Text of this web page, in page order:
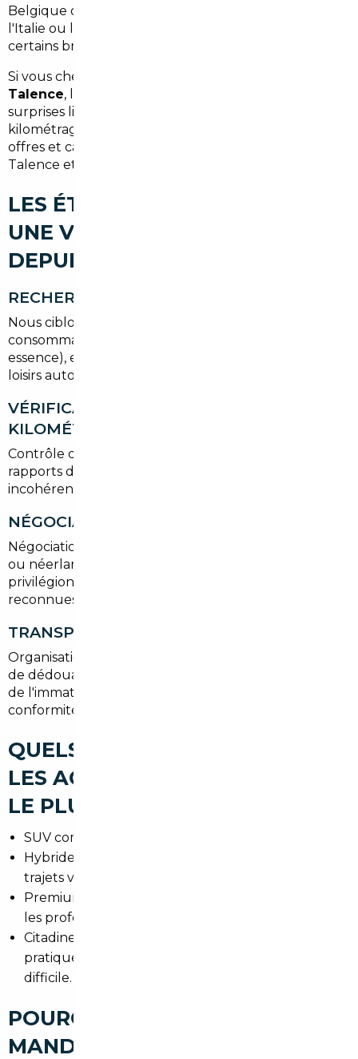
Belgique offre une large gamme de citadines et
l'Italie ou l'Espagne peuvent être intéressants pour
certains breaks et coupés.
Si vous cherchez un
Talence, le recours à un courtier évite les mauvaises
surprises liées à la TVA, aux options et aux
kilométrages. Un mandataire local sait comparer les
offres et calculer le coût réel d'importation pour
Talence et Bordeaux Métropole.
LES ÉTAPES POUR IMPORTER
UNE VOITURE D'OCCASION
DEPUIS TALENCE
RECHERCHE DU VÉHICULE
Nous ciblons les véhicules selon vos critères : budget,
consommation, motorisation (hybride, diesel récent,
essence), et usage (trajets domicile-travail, famille,
loisirs autour du Bassin d'Arcachon).
VÉRIFICATION HISTORIQUE ET
KILOMÉTRAGE
Contrôle des factures d'entretien, du carnet, et des
rapports de contrôle technique. Nous repérons les
incohérences et signalons tout risque potentiel.
NÉGOCIATION ET ACHAT
Négociation du prix sur les marchés allemand, belge
ou néerlandais et sécurisation du paiement. Nous
privilégions les vendeurs sérieux et les concessions
reconnues.
TRANSPORT ET IMMATRICULATION
Organisation du transport vers Talence, démarches
de dédouanement si nécessaire, et prise en charge
de l'immatriculation en Gironde (carte grise,
conformité, passage à la DREAL si requis).
QUELS TYPES DE VOITURES
LES ACHETEURS RECHERCHENT
LE PLUS À TALENCE
SUV compacts pour familles et terrains périurbains.
Hybrides pour les déplacements urbains et les
trajets vers Bordeaux centre.
Premium allemandes (BMW, Audi, Mercedes) pour
les professionnels et cadres.
Citadines sobres pour étudiants et jeunes actifs,
pratiques avec le tramway et le stationnement
difficile.
POURQUOI FAIRE APPEL À UN
MANDATAIRE AUTO À